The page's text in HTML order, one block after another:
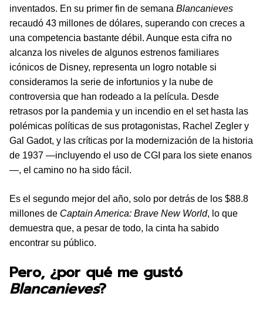
inventados. En su primer fin de semana Blancanieves
recaudó 43 millones de dólares, superando con creces a
una competencia bastante débil. Aunque esta cifra no
alcanza los niveles de algunos estrenos familiares
icónicos de Disney, representa un logro notable si
consideramos la serie de infortunios y la nube de
controversia que han rodeado a la película. Desde
retrasos por la pandemia y un incendio en el set hasta las
polémicas políticas de sus protagonistas, Rachel Zegler y
Gal Gadot, y las críticas por la modernización de la historia
de 1937 —incluyendo el uso de CGI para los siete enanos
—, el camino no ha sido fácil.
Es el segundo mejor del año, solo por detrás de los $88.8
millones de Captain America: Brave New World, lo que
demuestra que, a pesar de todo, la cinta ha sabido
encontrar su público.
Pero, ¿por qué me gustó
Blancanieves?